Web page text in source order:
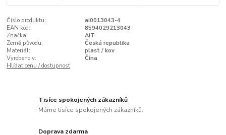
Číslo produktu:
ai0013043-4
EAN kód:
8594029213043
Značka:
AIT
Země původu:
Česká republika
Materiál:
plast / kov
Vyrobeno v:
Čína
Hlídat cenu / dostupnost
Tisíce spokojených zákazníků
Máme tisíce spokojených zákazníků.
Doprava zdarma